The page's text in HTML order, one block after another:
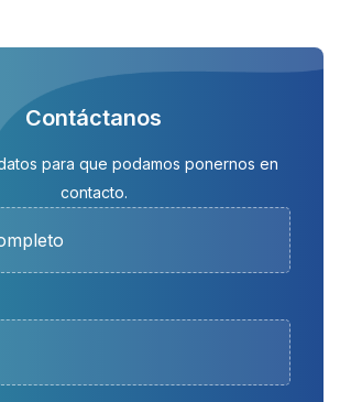
Contáctanos
para que podamos ponernos en
contacto.